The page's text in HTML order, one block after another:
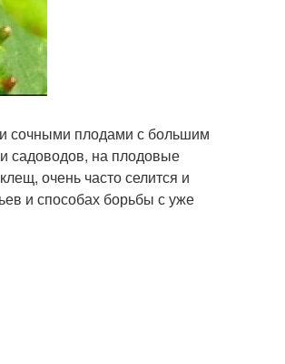
сочными плодами с большим
садоводов, на плодовые
очень часто селится и
и способах борьбы с уже